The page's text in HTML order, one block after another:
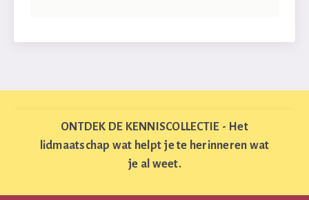
ONTDEK DE KENNISCOLLECTIE - Het
lidmaatschap wat helpt je te herinneren wat
je al weet.